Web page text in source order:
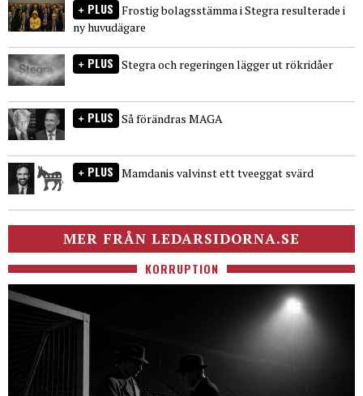
PLUS Frostig bolagsstämma i Stegra resulterade i
ny huvudägare
PLUS Stegra och regeringen lägger ut rökridåer
PLUS Så förändras MAGA
PLUS Mamdanis valvinst ett tveeggat svärd
MER FRÅN LEDARSIDORNA.SE
KORRUPTION